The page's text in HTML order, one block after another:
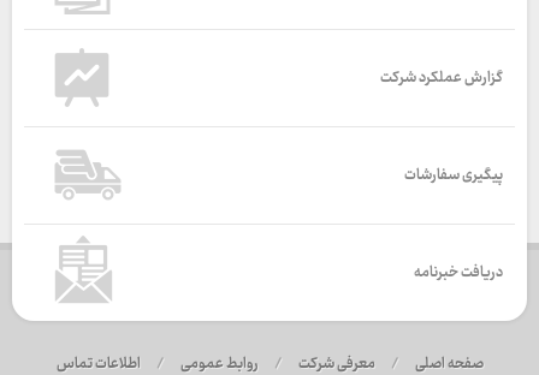
گزارش عملکرد شرکت
پیگیری سفارشات
دریافت خبرنامه
صفحه اصلی / معرفی شرکت / روابط عمومی / اطلاعات تماس